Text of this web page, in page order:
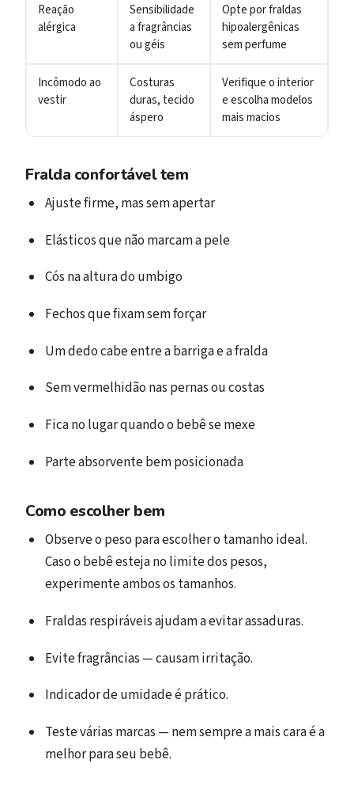
Reação
alérgica
Sensibilidade
a fragrâncias
ou géis
Opte por fraldas
hipoalergênicas
sem perfume
Incômodo ao
vestir
Costuras
duras, tecido
áspero
Verifique o interior
e escolha modelos
mais macios
Fralda confortável tem
Ajuste firme, mas sem apertar
Elásticos que não marcam a pele
Cós na altura do umbigo
Fechos que fixam sem forçar
Um dedo cabe entre a barriga e a fralda
Sem vermelhidão nas pernas ou costas
Fica no lugar quando o bebê se mexe
Parte absorvente bem posicionada
Como escolher bem
Observe o peso para escolher o tamanho ideal.
Caso o bebê esteja no limite dos pesos,
experimente ambos os tamanhos.
Fraldas respiráveis ajudam a evitar assaduras.
Evite fragrâncias — causam irritação.
Indicador de umidade é prático.
Teste várias marcas — nem sempre a mais cara é a
melhor para seu bebê.